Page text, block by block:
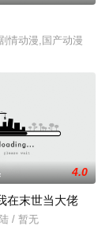
情动漫,国产动漫
想将苏东坡渡入佛
4.0
在末世当大佬
/ 暂无